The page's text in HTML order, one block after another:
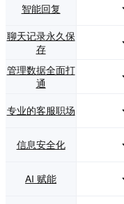
智能回复
聊天记录永久保
存
管理数据全面打
通
专业的客服职场
信息安全化
AI 赋能